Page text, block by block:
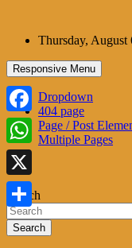
contentThursday, August
Responsive Menu
Dropdown
404 page
Page / Post
Multiple Pages
Search
Search
Facebook
WhatsApp
X
Share